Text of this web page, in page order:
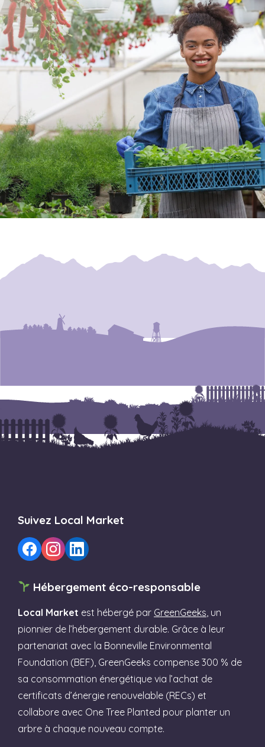
Suivez Local Market
Hébergement éco-responsable
Local Market est hébergé par GreenGeeks , un
pionnier de l’hébergement durable. Grâce à leur
partenariat avec la Bonneville Environmental
Foundation (BEF), GreenGeeks compense 300 % de
sa consommation énergétique via l’achat de
certificats d’énergie renouvelable (RECs) et
collabore avec One Tree Planted pour planter un
arbre à chaque nouveau compte.